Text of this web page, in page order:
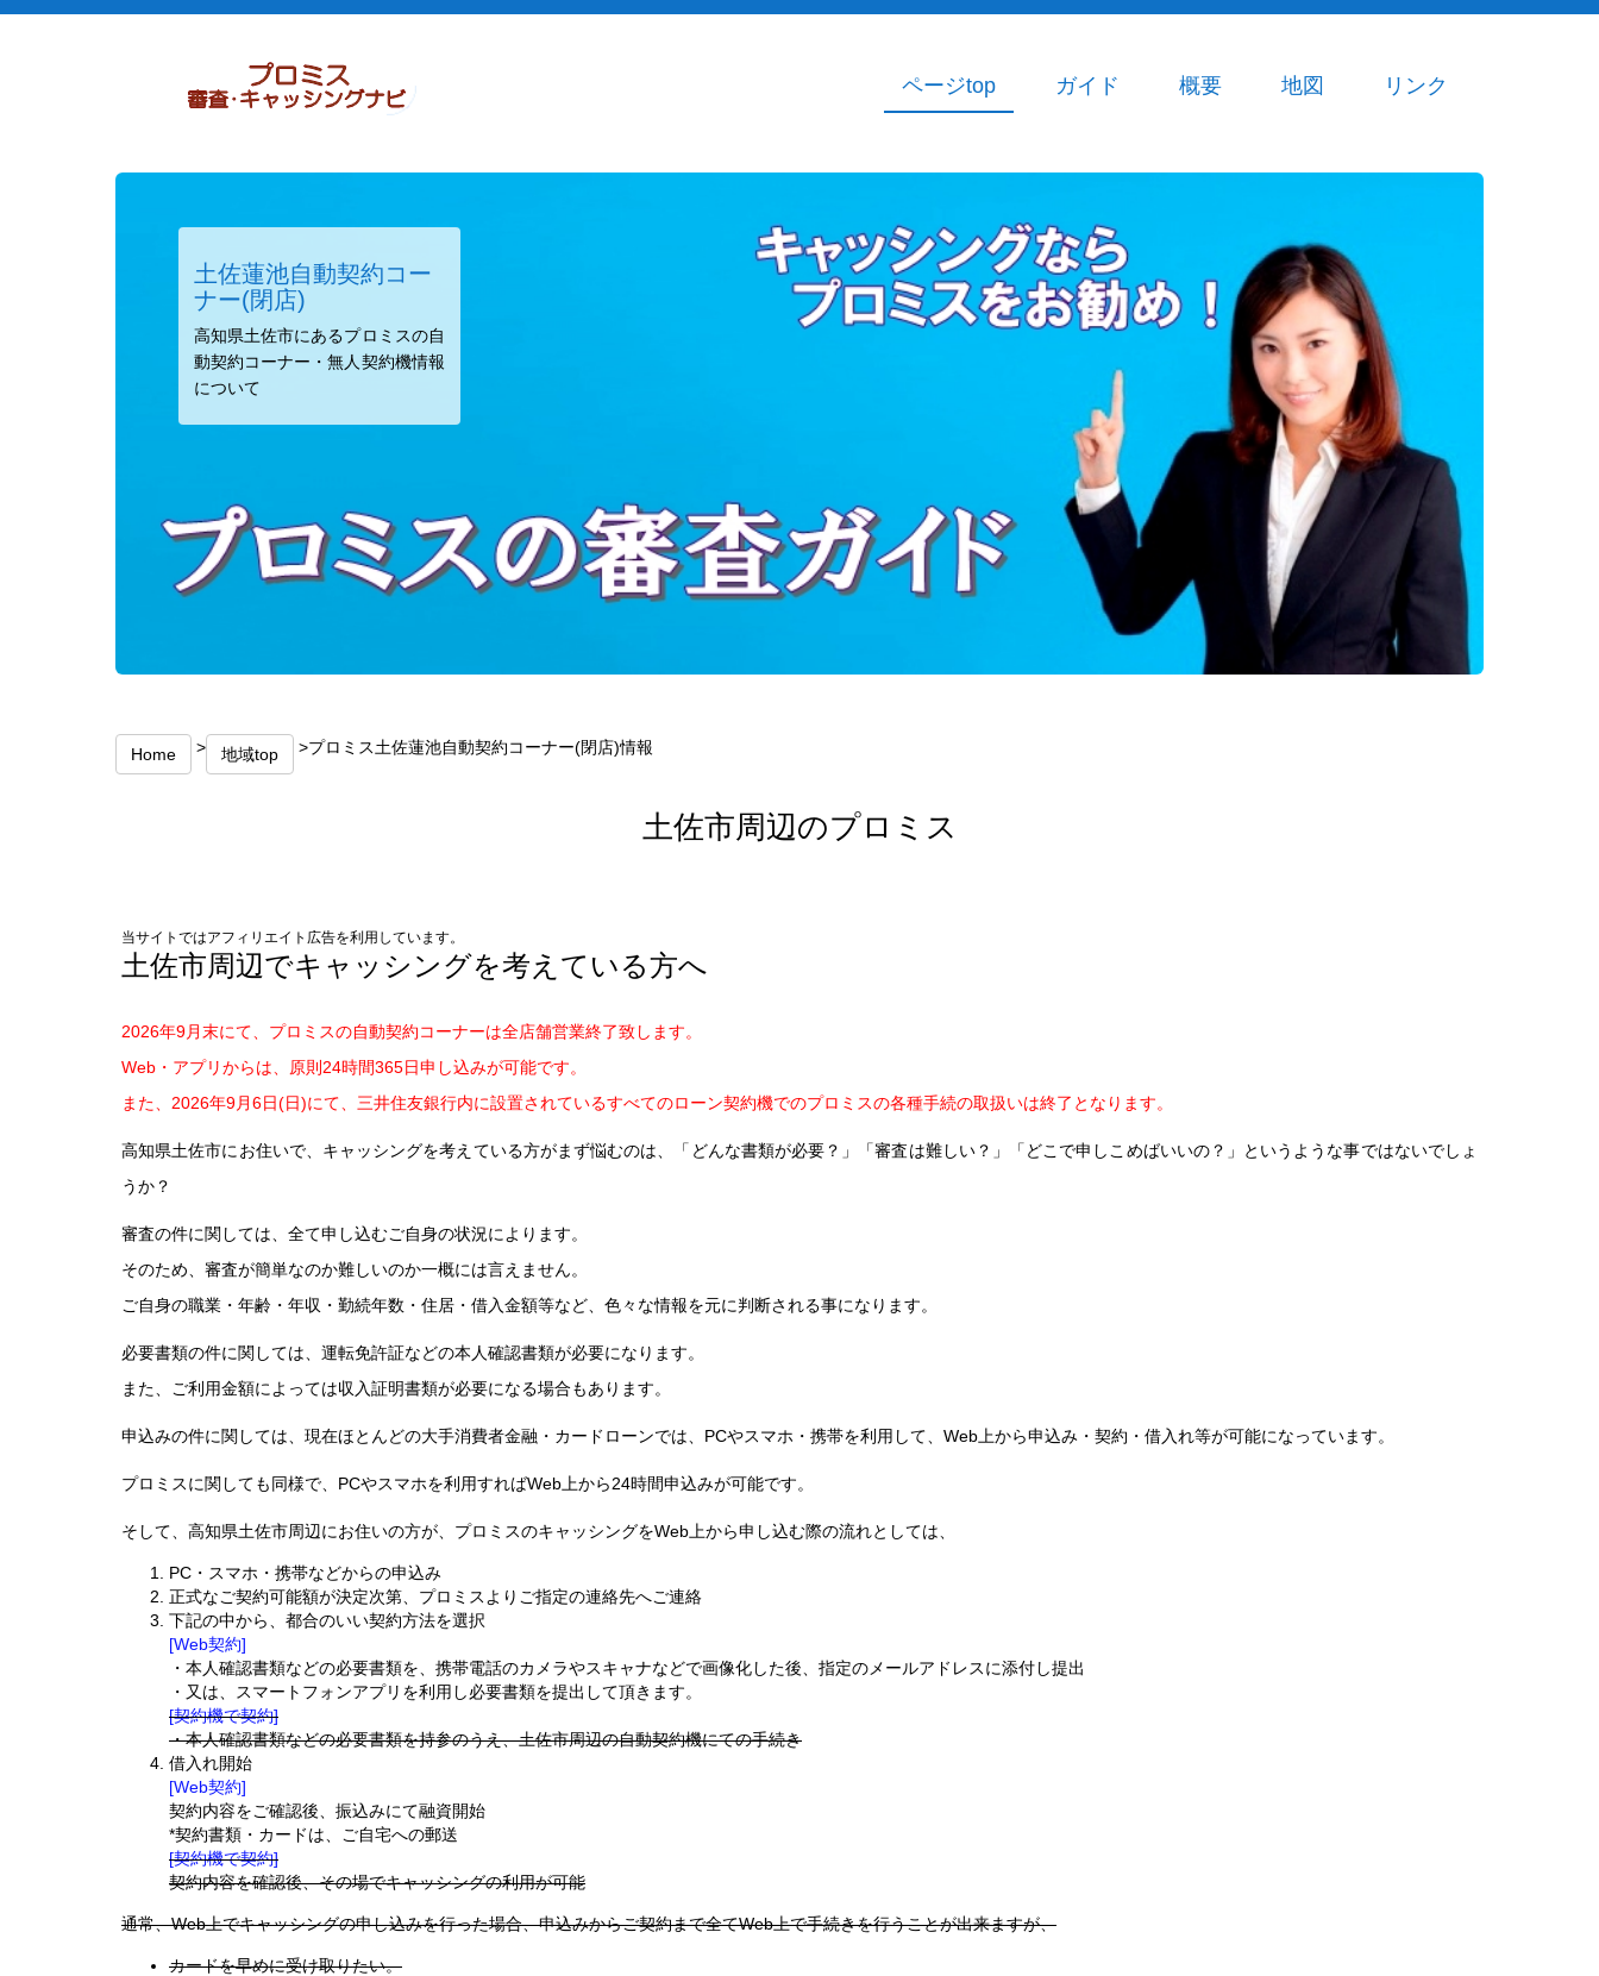
ページtop ガイド 概要 地図 リンク
土佐蓮池自動契約コー
ナー(閉店)
高知県土佐市にあるプロミスの自
動契約コーナー・無人契約機情報
について
Home > 地域top >プロミス土佐蓮池自動契約コーナー(閉店)情報
土佐市周辺のプロミス
当サイトではアフィリエイト広告を利用しています。
土佐市周辺でキャッシングを考えている方へ
2026年9月末にて、プロミスの自動契約コーナーは全店舗営業終了致します。
Web・アプリからは、原則24時間365日申し込みが可能です。
また、2026年9月6日(日)にて、三井住友銀行内に設置されているすべてのローン契約機でのプロミスの各種手続の取扱いは終了となります。
高知県土佐市にお住いで、キャッシングを考えている方がまず悩むのは、「どんな書類が必要？」「審査は難しい？」「どこで申しこめばいいの？」というような事ではないでしょ
うか？
審査の件に関しては、全て申し込むご自身の状況によります。
そのため、審査が簡単なのか難しいのか一概には言えません。
ご自身の職業・年齢・年収・勤続年数・住居・借入金額等など、色々な情報を元に判断される事になります。
必要書類の件に関しては、運転免許証などの本人確認書類が必要になります。
また、ご利用金額によっては収入証明書類が必要になる場合もあります。
申込みの件に関しては、現在ほとんどの大手消費者金融・カードローンでは、PCやスマホ・携帯を利用して、Web上から申込み・契約・借入れ等が可能になっています。
プロミスに関しても同様で、PCやスマホを利用すればWeb上から24時間申込みが可能です。
そして、高知県土佐市周辺にお住いの方が、プロミスのキャッシングをWeb上から申し込む際の流れとしては、
PC・スマホ・携帯などからの申込み
正式なご契約可能額が決定次第、プロミスよりご指定の連絡先へご連絡
下記の中から、都合のいい契約方法を選択
[Web契約]
・本人確認書類などの必要書類を、携帯電話のカメラやスキャナなどで画像化した後、指定のメールアドレスに添付し提出
・又は、スマートフォンアプリを利用し必要書類を提出して頂きます。
[契約機で契約]
・本人確認書類などの必要書類を持参のうえ、土佐市周辺の自動契約機にての手続き
借入れ開始
[Web契約]
契約内容をご確認後、振込みにて融資開始
*契約書類・カードは、ご自宅への郵送
[契約機で契約]
契約内容を確認後、その場でキャッシングの利用が可能
通常、Web上でキャッシングの申し込みを行った場合、申込みからご契約まで全てWeb上で手続きを行うことが出来ますが、
カードを早めに受け取りたい。